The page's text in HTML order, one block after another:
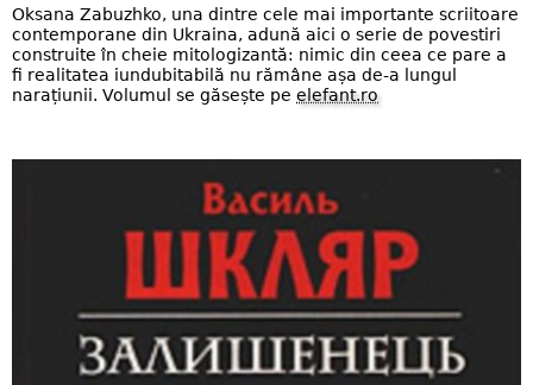
Oksana Zabuzhko, una dintre cele mai importante scriitoare
contemporane din Ukraina, adună aici o serie de povestiri
construite în cheie mitologizantă: nimic din ceea ce pare a
fi realitatea iundubitabilă nu rămâne așa de-a lungul
narațiunii. Volumul se găsește pe elefant.ro